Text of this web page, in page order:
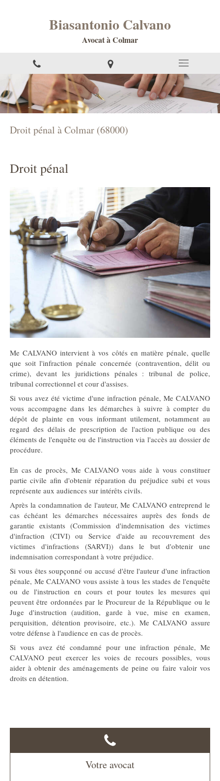
Biasantonio Calvano
Avocat à Colmar
Droit pénal à Colmar (68000)
Droit pénal
Me CALVANO intervient à vos côtés en matière pénale, quelle
que soit l'infraction pénale concernée (contravention, délit ou
crime), devant les juridictions pénales : tribunal de police,
tribunal correctionnel et cour d'assises.
Si vous avez été victime d'une infraction pénale, Me CALVANO
vous accompagne dans les démarches à suivre à compter du
dépôt de plainte en vous informant utilement, notamment au
regard des délais de prescription de l'action publique ou des
éléments de l'enquête ou de l'instruction via l'accès au dossier de
procédure.
En cas de procès, Me CALVANO vous aide à vous constituer
partie civile afin d'obtenir réparation du préjudice subi et vous
représente aux audiences sur intérêts civils.
Après la condamnation de l'auteur, Me CALVANO entreprend le
cas échéant les démarches nécessaires auprès des fonds de
garantie existants (Commission d'indemnisation des victimes
d'infraction (CIVI) ou Service d'aide au recouvrement des
victimes d'infractions (SARVI)) dans le but d'obtenir une
indemnisation correspondant à votre préjudice.
Si vous êtes soupçonné ou accusé d'être l'auteur d'une infraction
pénale, Me CALVANO vous assiste à tous les stades de l'enquête
ou de l'instruction en cours et pour toutes les mesures qui
peuvent être ordonnées par le Procureur de la République ou le
Juge d'instruction (audition, garde à vue, mise en examen,
perquisition, détention provisoire, etc.). Me CALVANO assure
votre défense à l'audience en cas de procès.
Si vous avez été condamné pour une infraction pénale, Me
CALVANO peut exercer les voies de recours possibles, vous
aider à obtenir des aménagements de peine ou faire valoir vos
droits en détention.
Votre avocat